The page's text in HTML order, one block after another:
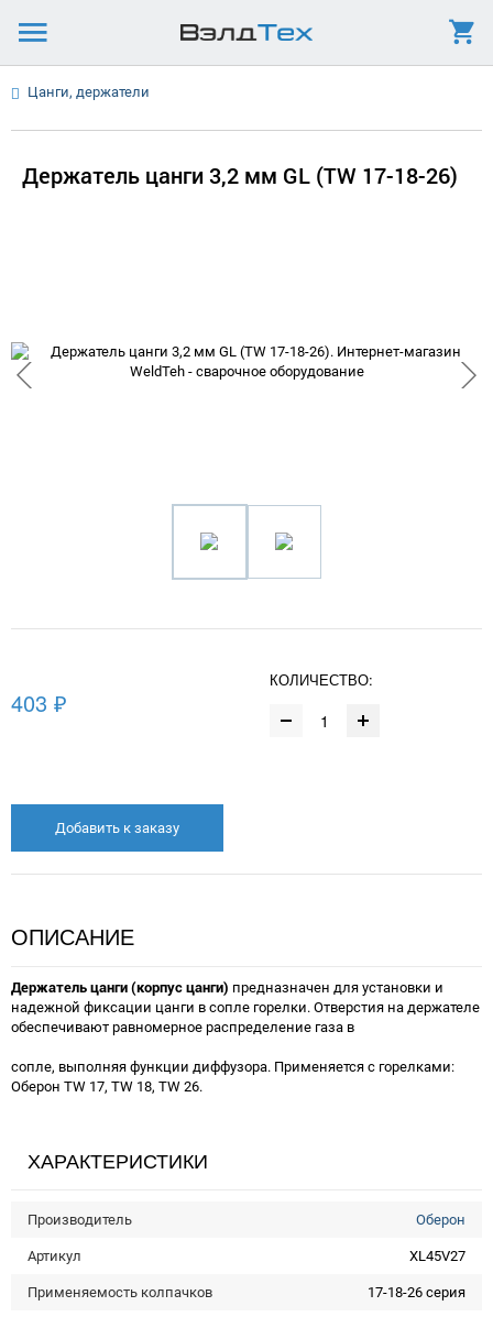
Цанги, держатели
Держатель цанги 3,2 мм GL (TW 17-18-26)
403 ₽
КОЛИЧЕСТВО:
Добавить к заказу
ОПИСАНИЕ
Держатель цанги (корпус цанги) предназначен для установки и
надежной фиксации цанги в сопле горелки. Отверстия на держателе
обеспечивают равномерное распределение газа в
сопле, выполняя функции диффузора. Применяется с горелками:
Оберон TW 17, TW 18, TW 26.
ХАРАКТЕРИСТИКИ
Производитель Оберон
Артикул XL45V27
Применяемость колпачков 17-18-26 серия